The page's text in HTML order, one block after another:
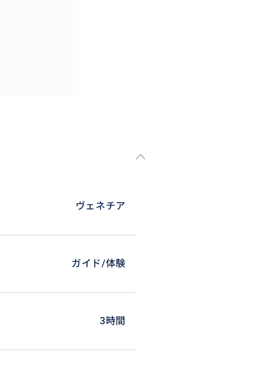
る小運河の中でも、ヴェネ
また、途中では、大運河に架
り沢山の美しい風景に出会え
させていただきながら、ヴ
ら、ヴェネチア風おつまみ
ヴェネチア
ガイド/体験
3時間